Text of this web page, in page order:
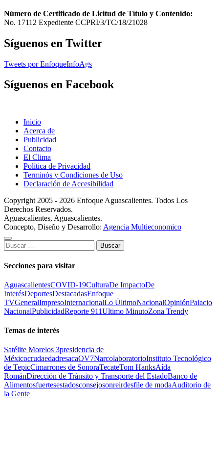
Número de Certificado de Licitud de Título y Contenido:
No. 17112 Expediente CCPRI/3/TC/18/21028
Síguenos en Twitter
Tweets por EnfoqueInfoAgs
Síguenos en Facebook
Inicio
Acerca de
Publicidad
Contacto
El Clima
Política de Privacidad
Terminós y Condiciones de Uso
Declaración de Accesibilidad
Copyright 2005 - 2026 Enfoque Aguascalientes. Todos Los
Derechos Reservados.
Aguascalientes, Aguascalientes.
Concepto, Diseño y Desarrollo: Agencia Multieconomico
Buscar:
Secciones para visitar
AguascalientesCOVID-19CulturaDe ImpactoDe
InterésDeportesDestacadasEnfoque
TVGeneralImpresoInternacionalLo ÚltimoNacionalOpiniónPalacio
NacionalPublicidadReporte 911Ultimo MinutoZona Trendy
Temas de interés
Satélite Morelos 3presidencia de
MéxicocrudaedadresacaOV7NarcolaboratorioInstituto Tecnológico
de TepicCimarrones de SonoraTecateTom HanksAída
RománDirección de Tránsito y Transporte del EstadoBanco de
Alimentosfuertesestadosconsejosonreirdesfile de modaAuditorio de
la Gente